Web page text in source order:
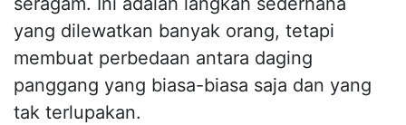
yang dilewatkan banyak orang, tetapi
membuat perbedaan antara daging
panggang yang biasa-biasa saja dan yang
tak terlupakan.